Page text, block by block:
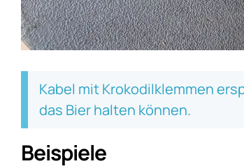
Kabel mit Krokodilklemmen
das Bier halten können.
Beispiele